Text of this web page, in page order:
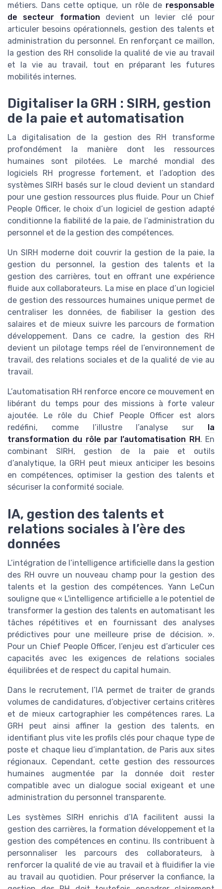
métiers. Dans cette optique, un rôle de responsable
de secteur formation devient un levier clé pour
articuler besoins opérationnels, gestion des talents et
administration du personnel. En renforçant ce maillon,
la gestion des RH consolide la qualité de vie au travail
et la vie au travail, tout en préparant les futures
mobilités internes.
Digitaliser la GRH : SIRH, gestion
de la paie et automatisation
La digitalisation de la gestion des RH transforme
profondément la manière dont les ressources
humaines sont pilotées. Le marché mondial des
logiciels RH progresse fortement, et l’adoption des
systèmes SIRH basés sur le cloud devient un standard
pour une gestion ressources plus fluide. Pour un Chief
People Officer, le choix d’un logiciel de gestion adapté
conditionne la fiabilité de la paie, de l’administration du
personnel et de la gestion des compétences.
Un SIRH moderne doit couvrir la gestion de la paie, la
gestion du personnel, la gestion des talents et la
gestion des carrières, tout en offrant une expérience
fluide aux collaborateurs. La mise en place d’un logiciel
de gestion des ressources humaines unique permet de
centraliser les données, de fiabiliser la gestion des
salaires et de mieux suivre les parcours de formation
développement. Dans ce cadre, la gestion des RH
devient un pilotage temps réel de l’environnement de
travail, des relations sociales et de la qualité de vie au
travail.
L’automatisation RH renforce encore ce mouvement en
libérant du temps pour des missions à forte valeur
ajoutée. Le rôle du Chief People Officer est alors
redéfini, comme l’illustre l’analyse sur
la
transformation du rôle par l’automatisation RH . En
combinant SIRH, gestion de la paie et outils
d’analytique, la GRH peut mieux anticiper les besoins
en compétences, optimiser la gestion des talents et
sécuriser la conformité sociale.
IA, gestion des talents et
relations sociales à l’ère des
données
L’intégration de l’intelligence artificielle dans la gestion
des RH ouvre un nouveau champ pour la gestion des
talents et la gestion des compétences. Yann LeCun
souligne que « L'intelligence artificielle a le potentiel de
transformer la gestion des talents en automatisant les
tâches répétitives et en fournissant des analyses
prédictives pour une meilleure prise de décision. ».
Pour un Chief People Officer, l’enjeu est d’articuler ces
capacités avec les exigences de relations sociales
équilibrées et de respect du capital humain.
Dans le recrutement, l’IA permet de traiter de grands
volumes de candidatures, d’objectiver certains critères
et de mieux cartographier les compétences rares. La
GRH peut ainsi affiner la gestion des talents, en
identifiant plus vite les profils clés pour chaque type de
poste et chaque lieu d’implantation, de Paris aux sites
régionaux. Cependant, cette gestion des ressources
humaines augmentée par la donnée doit rester
compatible avec un dialogue social exigeant et une
administration du personnel transparente.
Les systèmes SIRH enrichis d’IA facilitent aussi la
gestion des carrières, la formation développement et la
gestion des compétences en continu. Ils contribuent à
personnaliser les parcours des collaborateurs, à
renforcer la qualité de vie au travail et à fluidifier la vie
au travail au quotidien. Pour préserver la confiance, la